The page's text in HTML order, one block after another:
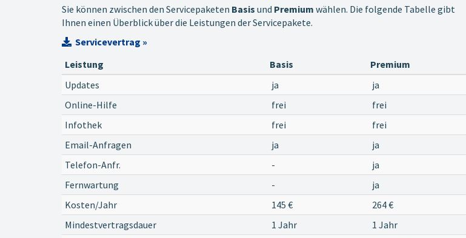
Sie können zwischen den Servicepaketen Basis und Premium wählen. Die folgende Tabelle gibt
Ihnen einen Überblick über die Leistungen der Servicepakete.
Servicevertrag »
Leistung
Basis
Premium
Updates
ja
ja
Online-Hilfe
frei
frei
Infothek
frei
frei
Email-Anfragen
ja
ja
Telefon-Anfr.
-
ja
Fernwartung
-
ja
Kosten/Jahr
145 €
264 €
Mindestvertragsdauer
1 Jahr
1 Jahr